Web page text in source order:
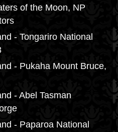
of the Moon, NP
- Tongariro National
- Pukaha Mount Bruce,
- Abel Tasman
- Paparoa National